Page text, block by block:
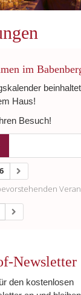
im
Haus!
Besuch!
Newsletter
den kostenlosen